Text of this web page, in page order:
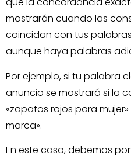
mostrarán cuando las
coincidan con tus
aunque haya palabras
Por ejemplo, si tu palabra
anuncio se mostrará si la
«zapatos rojos para
marca».
En este caso, debemos